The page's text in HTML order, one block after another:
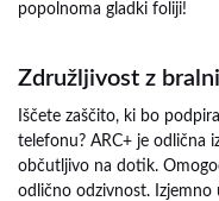
popolnoma gladki foliji!
Združljivost z
Iščete zaščito, ki bo
telefonu? ARC+ je odlična
občutljivo na dotik.
odlično odzivnost. Izjemno